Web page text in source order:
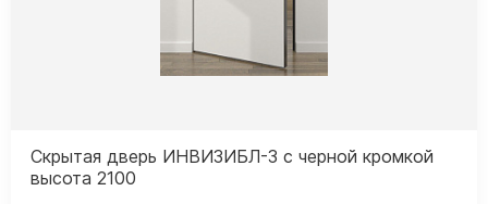
Скрытая дверь ИНВИЗИБЛ-3 с черной кромкой
высота 2100